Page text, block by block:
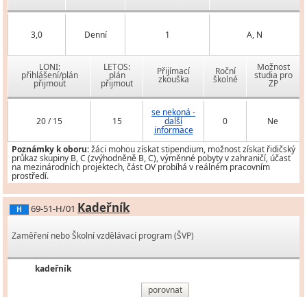
3,0 Denní 1 A, N
LONI:
přihlášení/plán
přijmout
LETOS:
plán
přijmout
Přijímací
zkouška
Roční
školné
Možnost
studia pro
ZP
20 / 15 15
se nekoná -
další
informace
0 Ne
Poznámky k oboru:žáci mohou získat stipendium, možnost získat řidičský
průkaz skupiny B, C (zvýhodněně B, C), výměnné pobyty v zahraničí, účast
na mezinárodních projektech, část OV probíhá v reálném pracovním
prostředí.
H 69-51-H/01 Kadeřník
Zaměření nebo Školní vzdělávací program (ŠVP)
kadeřník
porovnat